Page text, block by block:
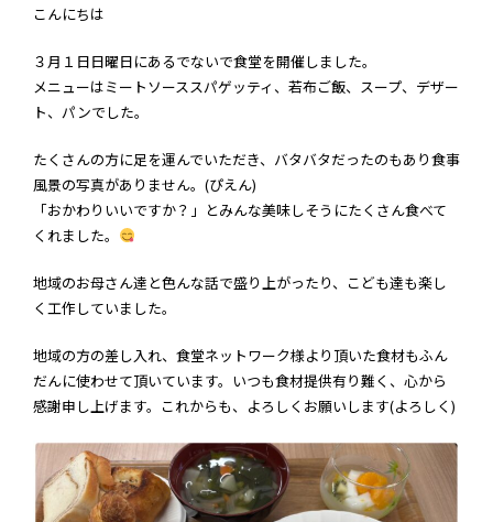
こんにちは
３月１日日曜日にあるでないで食堂を開催しました。
メニューはミートソーススパゲッティ、若布ご飯、スープ、デザー
ト、パンでした。
たくさんの方に足を運んでいただき、バタバタだったのもあり食事
風景の写真がありません。(ぴえん)
「おかわりいいですか？」とみんな美味しそうにたくさん食べて
くれました。
地域のお母さん達と色んな話で盛り上がったり、こども達も楽し
く工作していました。
地域の方の差し入れ、食堂ネットワーク様より頂いた食材もふん
だんに使わせて頂いています。いつも食材提供有り難く、心から
感謝申し上げます。これからも、よろしくお願いします(よろしく)